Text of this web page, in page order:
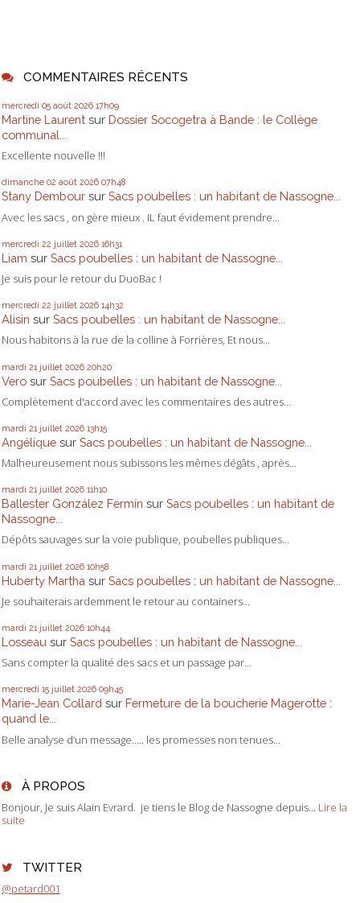
COMMENTAIRES RÉCENTS
mercredi 05 août 2026 17h09
Martine Laurent sur Dossier Socogetra à Bande : le Collège
communal...
Excellente nouvelle !!!
dimanche 02 août 2026 07h48
Stany Dembour sur Sacs poubelles : un habitant de Nassogne...
Avec les sacs , on gère mieux . IL faut évidement prendre...
mercredi 22 juillet 2026 16h31
Liam sur Sacs poubelles : un habitant de Nassogne...
Je suis pour le retour du DuoBac !
mercredi 22 juillet 2026 14h32
Alisin sur Sacs poubelles : un habitant de Nassogne...
Nous habitons à la rue de la colline à Forrières, Et nous...
mardi 21 juillet 2026 20h20
Vero sur Sacs poubelles : un habitant de Nassogne...
Complètement d'accord avec les commentaires des autres...
mardi 21 juillet 2026 13h15
Angélique sur Sacs poubelles : un habitant de Nassogne...
Malheureusement nous subissons les mêmes dégâts , après...
mardi 21 juillet 2026 11h10
Ballester González Fermín sur Sacs poubelles : un habitant de
Nassogne...
Dépôts sauvages sur la voie publique, poubelles publiques...
mardi 21 juillet 2026 10h58
Huberty Martha sur Sacs poubelles : un habitant de Nassogne...
Je souhaiterais ardemment le retour au containers...
mardi 21 juillet 2026 10h44
Losseau sur Sacs poubelles : un habitant de Nassogne...
Sans compter la qualité des sacs et un passage par...
mercredi 15 juillet 2026 09h45
Marie-Jean Collard sur Fermeture de la boucherie Magerotte :
quand le...
Belle analyse d’un message….. les promesses non tenues...
À PROPOS
Bonjour, Je suis Alain Evrard. je tiens le Blog de Nassogne depuis... Lire la
suite
TWITTER
@petard001